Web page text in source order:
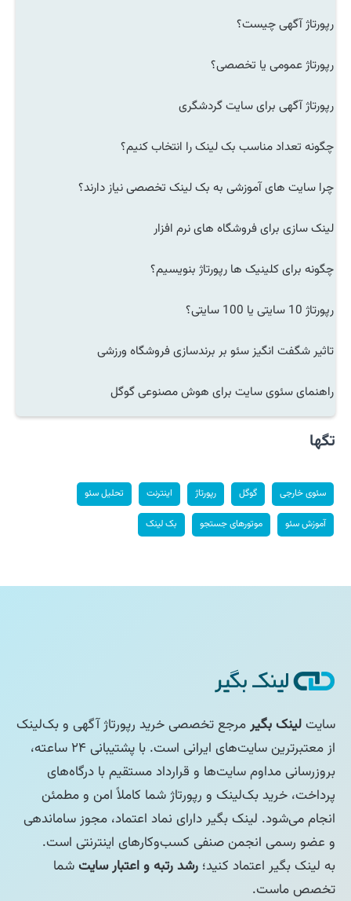
رپورتاژ آگهی چیست؟
رپورتاژ عمومی یا تخصصی؟
رپورتاژ آگهی برای سایت گردشگری
چگونه تعداد مناسب بک لینک را انتخاب کنیم؟
چرا سایت های آموزشی به بک لینک تخصصی نیاز دارند؟
لینک سازی برای فروشگاه های نرم افزار
چگونه برای کلینیک ها رپورتاژ بنویسیم؟
رپورتاژ 10 سایتی یا 100 سایتی؟
تاثیر شگفت انگیز سئو بر برندسازی فروشگاه ورزشی
راهنمای سئوی سایت برای هوش مصنوعی گوگل
تگها
سئوی خارجی گوگل رپورتاژ اینترنت تحلیل سئو
آموزش سئو موتورهای جستجو بک لینک
سایتلینک بگیرمرجع تخصصی خرید رپورتاژ آگهی و بک‌لینک
از معتبرترین سایت‌های ایرانی است. با پشتیبانی ۲۴ ساعته،
بروزرسانی مداوم سایت‌ها و قرارداد مستقیم با درگاه‌های
پرداخت، خرید بک‌لینک و رپورتاژ شما کاملاً امن و مطمئن
انجام می‌شود. لینک بگیر دارای نماد اعتماد، مجوز ساماندهی
و عضو رسمی انجمن صنفی کسب‌وکارهای اینترنتی است.
به لینک بگیر اعتماد کنید؛ رشد رتبه و اعتبار سایتشما
تخصص ماست.